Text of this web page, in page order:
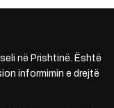
në Prishtinë. Është
informimin e drejtë